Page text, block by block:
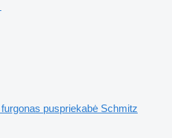
furgonas puspriekabė Schmitz